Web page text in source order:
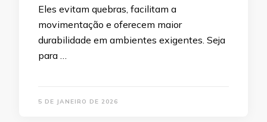
Eles evitam quebras, facilitam a
movimentação e oferecem maior
durabilidade em ambientes exigentes. Seja
para …
5 DE JANEIRO DE 2026